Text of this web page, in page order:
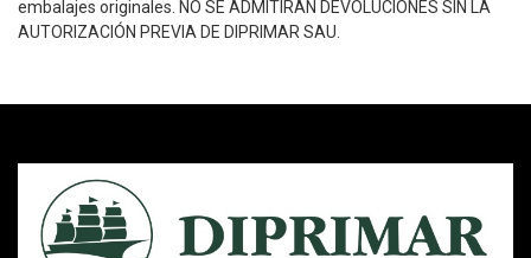
embalajes originales. NO SE ADMITIRÁN DEVOLUCIONES SIN LA
AUTORIZACIÓN PREVIA DE DIPRIMAR SAU.